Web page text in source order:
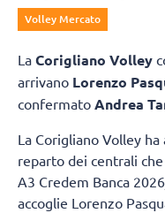
Volley Mercato
La Corigliano Volley
arrivano Lorenzo
confermato Andrea
La Corigliano Volley
reparto dei centrali
A3 Credem Banca
accoglie Lorenzo